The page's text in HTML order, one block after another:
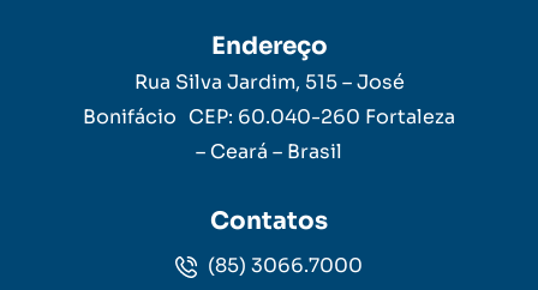
Endereço
Rua Silva Jardim, 515 – José
Bonifácio CEP: 60.040-260 Fortaleza
– Ceará – Brasil
Contatos
(85) 3066.7000